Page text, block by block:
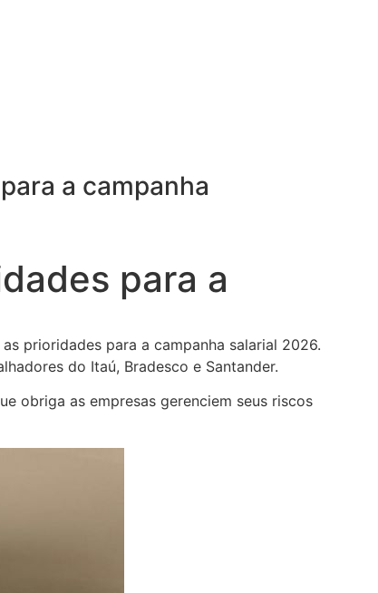
a campanha
para a
prioridades para a campanha salarial 2026.
do Itaú, Bradesco e Santander.
obriga as empresas gerenciem seus riscos